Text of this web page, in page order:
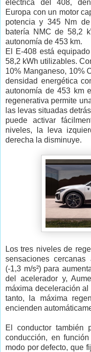
eléctrica del 408,
Europa con un motor
potencia y 345 Nm
batería NMC de 58,2
autonomía de 453 km.
El E-408 está
58,2 kWh utilizables.
10% Manganeso, 10%
densidad energética
autonomía de 453 km
regenerativa permite
las levas situadas
puede activar
niveles, la leva
derecha la disminuye.
Los tres niveles de
sensaciones
(-1,3 m/s²) para
del acelerador y,
máxima deceleración
tanto, la máxima
encienden
El conductor también
conducción, en
modo por defecto, que